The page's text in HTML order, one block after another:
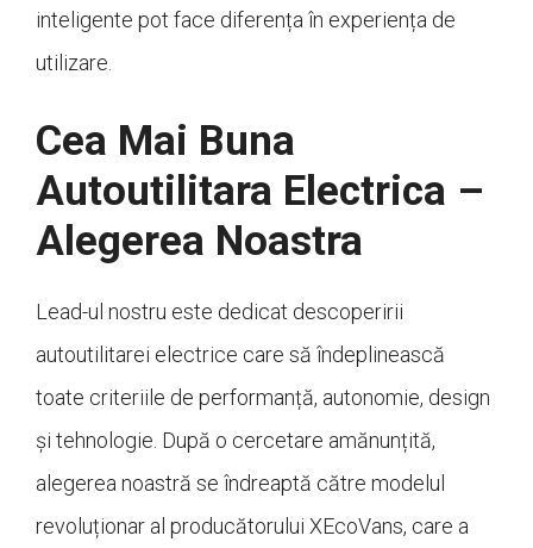
inteligente pot face diferența în experiența de
utilizare.
Cea Mai Buna
Autoutilitara Electrica –
Alegerea Noastra
Lead-ul nostru este dedicat descoperirii
autoutilitarei electrice care să îndeplinească
toate criteriile de performanță, autonomie, design
și tehnologie. După o cercetare amănunțită,
alegerea noastră se îndreaptă către modelul
revoluționar al producătorului XEcoVans, care a